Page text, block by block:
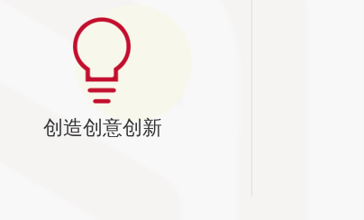
创造创意创新